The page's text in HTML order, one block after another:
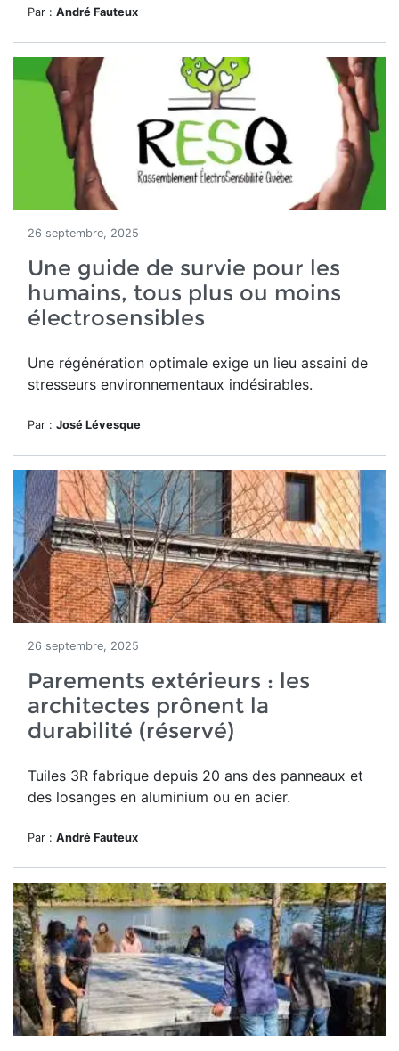
Par : André Fauteux
26 septembre, 2025
Une guide de survie pour les
humains, tous plus ou moins
électrosensibles
Une régénération optimale exige un lieu assaini de
stresseurs environnementaux indésirables.
Par : José Lévesque
26 septembre, 2025
Parements extérieurs : les
architectes prônent la
durabilité (réservé)
Tuiles 3R fabrique depuis 20 ans des panneaux et
des losanges en aluminium ou en acier.
Par : André Fauteux